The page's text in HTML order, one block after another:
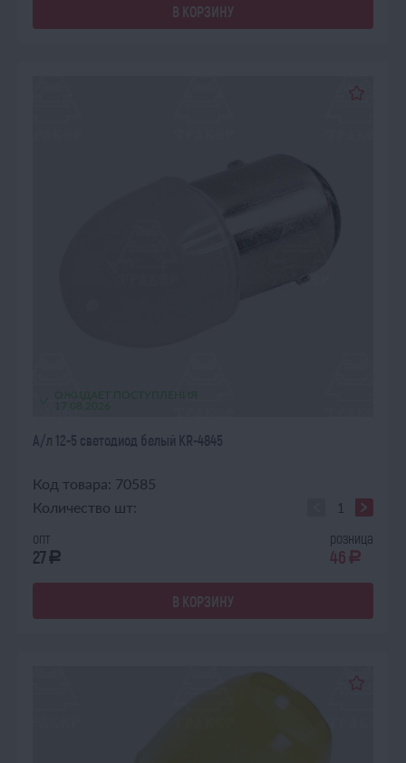
В КОРЗИНУ
ОЖИДАЕТ ПОСТУПЛЕНИЯ
17.08.2026
А/л 12-5 светодиод белый KR-4845
Код товара: 70585
Количество шт:
опт
27a
розница
46 a
В КОРЗИНУ